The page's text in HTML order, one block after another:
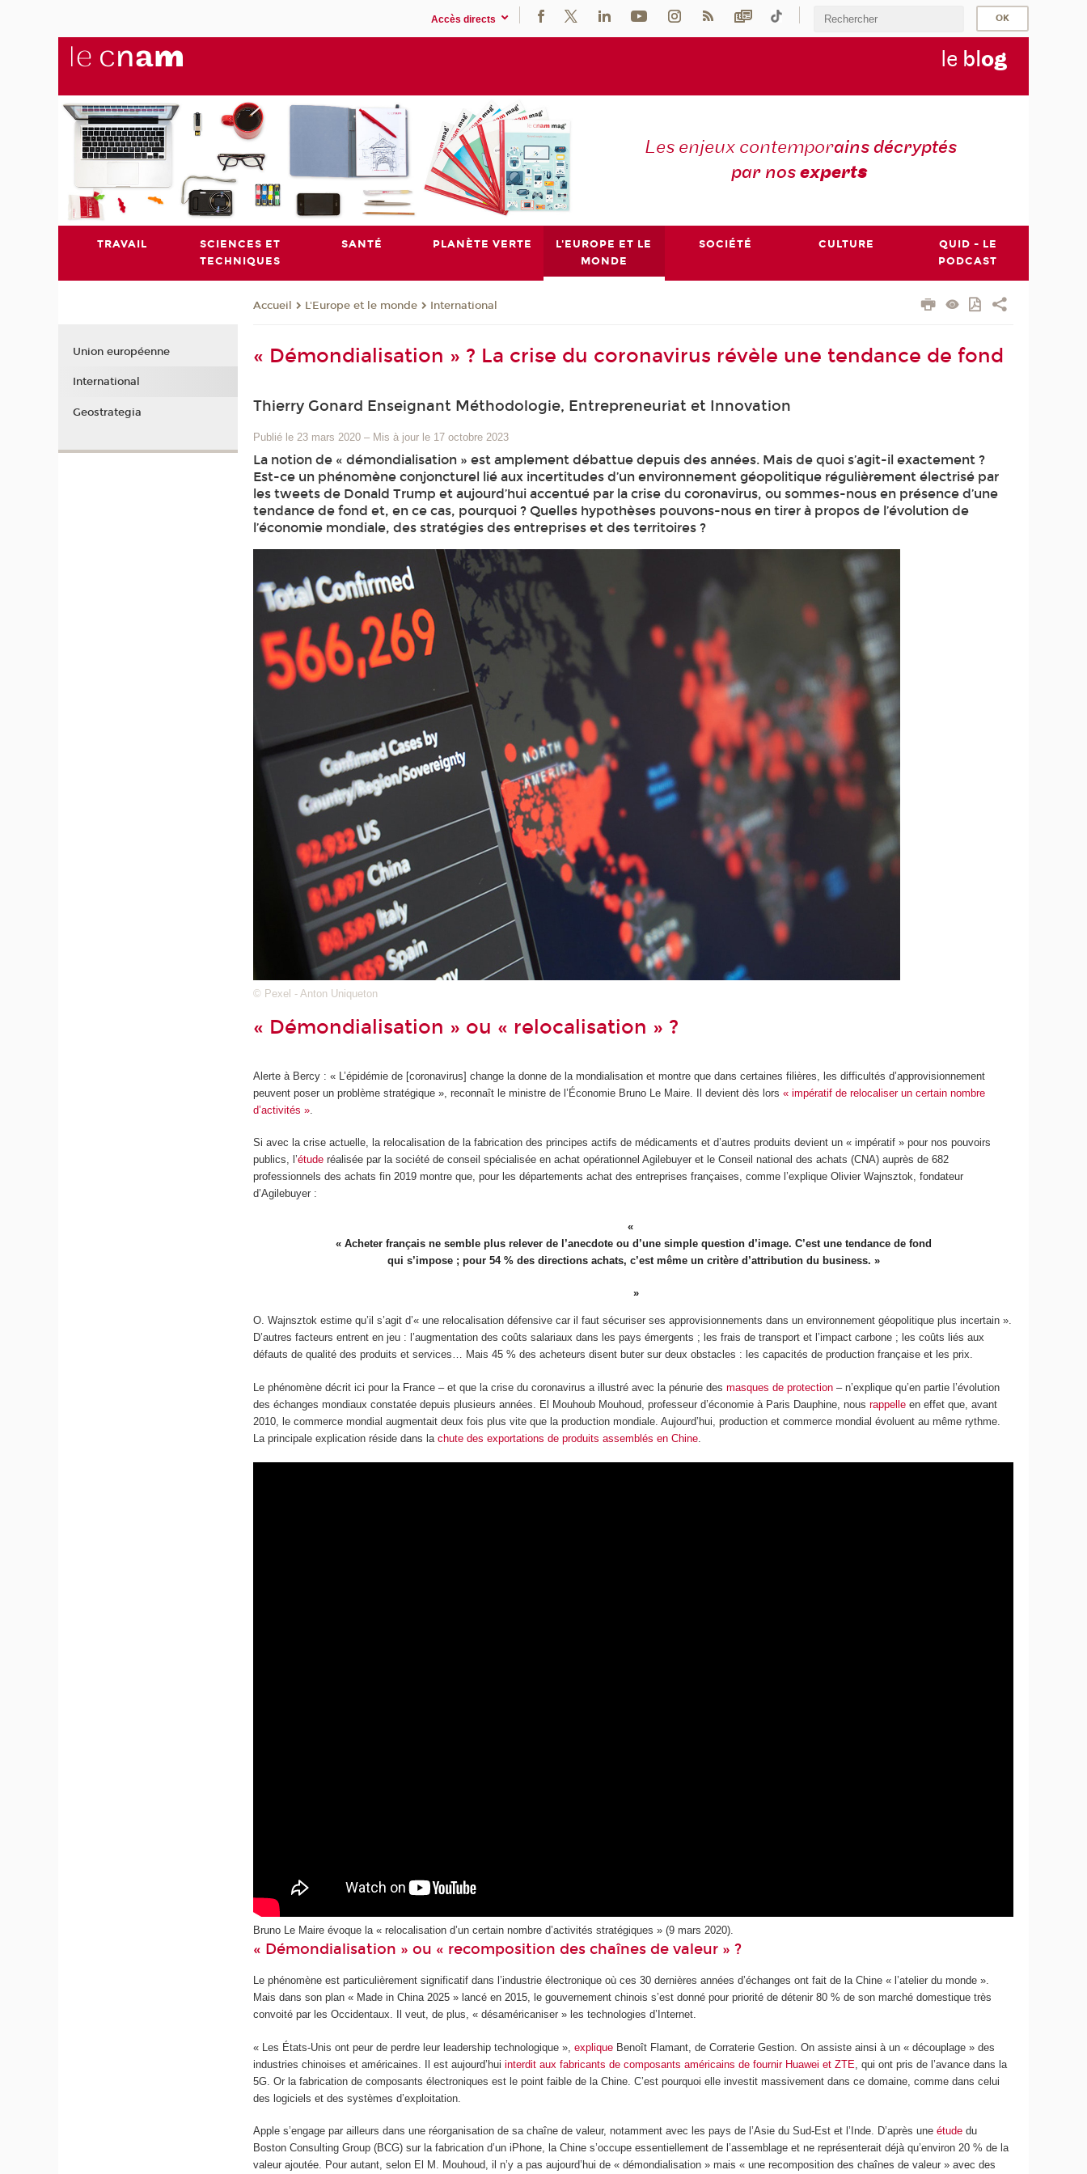
Accès directs
le blog
Les enjeux contemporains décryptés
par nosexperts
TRAVAIL
SCIENCES ET
TECHNIQUES
SANTÉ PLANÈTE VERTE
L'EUROPE ET LE
MONDE
SOCIÉTÉ CULTURE
QUID - LE
PODCAST
Accueil L'Europe et le monde International
« Démondialisation » ? La crise du coronavirus révèle une tendance de fond
Thierry Gonard Enseignant Méthodologie, Entrepreneuriat et Innovation
Publié le 23 mars 2020 – Mis à jour le 17 octobre 2023
La notion de « démondialisation » est amplement débattue depuis des années. Mais de quoi s’agit-il exactement ?
Est-ce un phénomène conjoncturel lié aux incertitudes d’un environnement géopolitique régulièrement électrisé par
les tweets de Donald Trump et aujourd’hui accentué par la crise du coronavirus, ou sommes-nous en présence d’une
tendance de fond et, en ce cas, pourquoi ? Quelles hypothèses pouvons-nous en tirer à propos de l’évolution de
l’économie mondiale, des stratégies des entreprises et des territoires ?
© Pexel - Anton Uniqueton
« Démondialisation » ou « relocalisation » ?
Alerte à Bercy : « L’épidémie de [coronavirus] change la donne de la mondialisation et montre que dans certaines filières, les difficultés d’approvisionnement
peuvent poser un problème stratégique », reconnaît le ministre de l’Économie Bruno Le Maire. Il devient dès lors« impératif de relocaliser un certain nombre
d’activités »
Si avec la crise actuelle, la relocalisation de la fabrication des principes actifs de médicaments et d’autres produits devient un « impératif » pour nos pouvoirs
publics, l’étude réalisée par la société de conseil spécialisée en achat opérationnel Agilebuyer et le Conseil national des achats (CNA) auprès de 682
professionnels des achats fin 2019 montre que, pour les départements achat des entreprises françaises, comme l’explique Olivier Wajnsztok, fondateur
d’Agilebuyer :
« Acheter français ne semble plus relever de l’anecdote ou d’une simple question d’image. C’est une tendance de fond
qui s’impose ; pour 54 % des directions achats, c’est même un critère d’attribution du business. »
O. Wajnsztok estime qu’il s’agit d’« une relocalisation défensive car il faut sécuriser ses approvisionnements dans un environnement géopolitique plus incertain ».
D’autres facteurs entrent en jeu : l’augmentation des coûts salariaux dans les pays émergents ; les frais de transport et l’impact carbone ; les coûts liés aux
défauts de qualité des produits et services… Mais 45 % des acheteurs disent buter sur deux obstacles : les capacités de production française et les prix.
Le phénomène décrit ici pour la France – et que la crise du coronavirus a illustré avec la pénurie desmasques de protection – n’explique qu’en partie l’évolution
des échanges mondiaux constatée depuis plusieurs années. El Mouhoub Mouhoud, professeur d’économie à Paris Dauphine, nousrappelle en effet que, avant
2010, le commerce mondial augmentait deux fois plus vite que la production mondiale. Aujourd’hui, production et commerce mondial évoluent au même rythme.
La principale explication réside dans lachute des exportations de produits assemblés en Chine
Bruno Le Maire évoque la « relocalisation d’un certain nombre d’activités stratégiques » (9 mars 2020).
« Démondialisation » ou « recomposition des chaînes de valeur » ?
Le phénomène est particulièrement significatif dans l’industrie électronique où ces 30 dernières années d’échanges ont fait de la Chine « l’atelier du monde ».
Mais dans son plan « Made in China 2025 » lancé en 2015, le gouvernement chinois s’est donné pour priorité de détenir 80 % de son marché domestique très
convoité par les Occidentaux. Il veut, de plus, « désaméricaniser » les technologies d’Internet.
« Les États-Unis ont peur de perdre leur leadership technologique »,explique Benoît Flamant, de Corraterie Gestion. On assiste ainsi à un « découplage » des
industries chinoises et américaines. Il est aujourd’huiinterdit aux fabricants de composants américains de fournir Huawei et ZTE , qui ont pris de l’avance dans la
5G. Or la fabrication de composants électroniques est le point faible de la Chine. C’est pourquoi elle investit massivement dans ce domaine, comme dans celui
des logiciels et des systèmes d’exploitation.
Apple s’engage par ailleurs dans une réorganisation de sa chaîne de valeur, notamment avec les pays de l’Asie du Sud-Est et l’Inde. D’après uneétude du
Boston Consulting Group (BCG) sur la fabrication d’un iPhone, la Chine s’occupe essentiellement de l’assemblage et ne représenterait déjà qu’environ 20 % de la
valeur ajoutée. Pour autant, selon El M. Mouhoud, il n’y a pas aujourd’hui de « démondialisation » mais « une recomposition des chaînes de valeur » avec des
Union européenne
International
Geostrategia